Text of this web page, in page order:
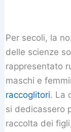
Per secoli, la
delle scienze
rappresentato
maschi e
raccoglitori. La
si dedicassero
raccolta dei